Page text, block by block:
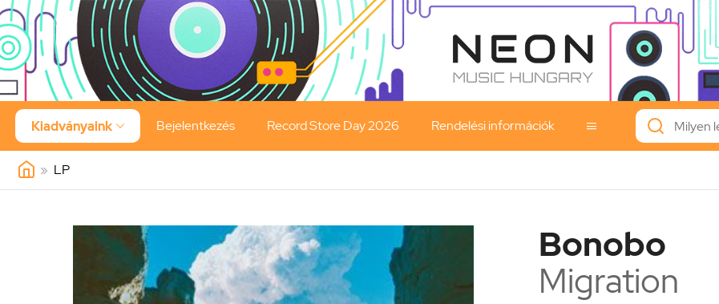
Kiadványaink  Bejelentkezés Record Store Day 2026 Rendelési információk 
» LP
Bonobo
Migration